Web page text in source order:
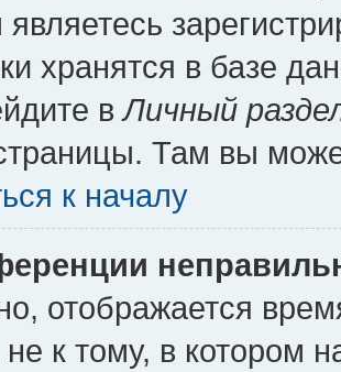
хранятся в базе
вЛичный
Там вы
к началу
отображается
не к тому, в котором